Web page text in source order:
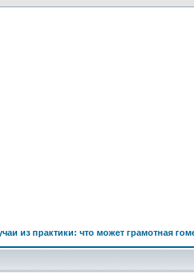
из практики: что может грамотная